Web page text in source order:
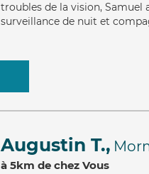
troubles de la vision, Samuel
surveillance de nuit et
Augustin T.,
à 5km de chez Vous